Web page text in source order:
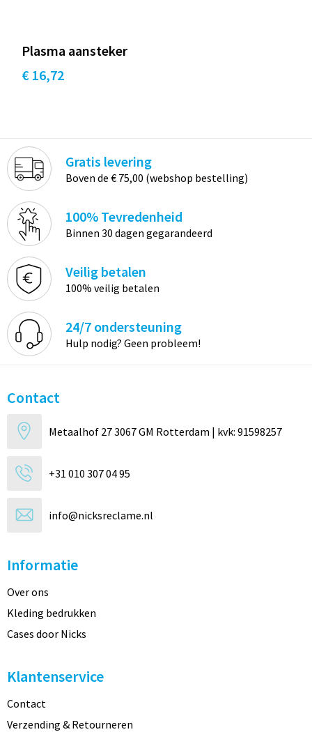
Plasma aansteker
€ 16,72
Gratis levering
Boven de € 75,00 (webshop bestelling)
100% Tevredenheid
Binnen 30 dagen gegarandeerd
Veilig betalen
100% veilig betalen
24/7 ondersteuning
Hulp nodig? Geen probleem!
Contact
Metaalhof 27 3067 GM Rotterdam | kvk: 91598257
+31 010 307 04 95
info@nicksreclame.nl
Informatie
Over ons
Kleding bedrukken
Cases door Nicks
Klantenservice
Contact
Verzending & Retourneren